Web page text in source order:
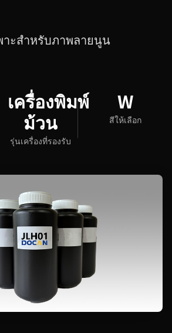
ะสำหรับภาพลายนูน
เครื่องพิมพ์
ม้วน
รุ่นเครื่องที่รองรับ
W
สีให้เลือก